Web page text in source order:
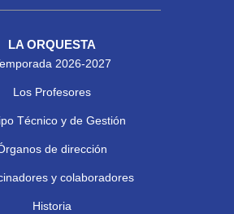
LA ORQUESTA
2026-2027
Los Profesores
Técnico y de Gestión
de dirección
y colaboradores
Historia